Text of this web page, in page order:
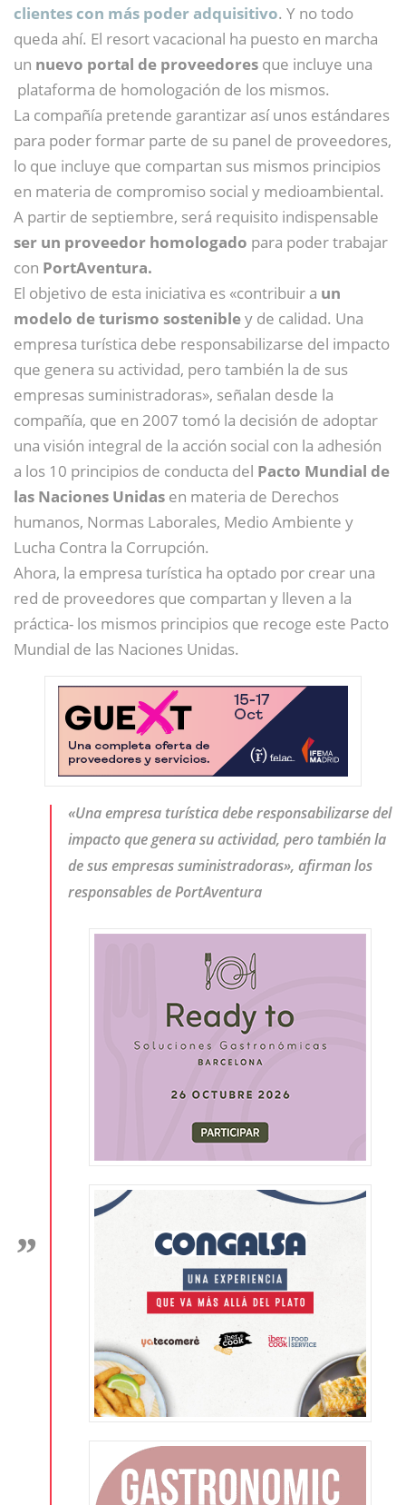
clientes con más poder adquisitivo. Y no todo
queda ahí. El resort vacacional ha puesto en marcha
un nuevo portal de proveedores que incluye una
plataforma de homologación de los mismos.
La compañía pretende garantizar así unos estándares
para poder formar parte de su panel de proveedores,
lo que incluye que compartan sus mismos principios
en materia de compromiso social y medioambiental.
A partir de septiembre, será requisito indispensable
ser un proveedor homologado para poder trabajar
con PortAventura.
El objetivo de esta iniciativa es «contribuir a un
modelo de turismo sostenibley de calidad. Una
empresa turística debe responsabilizarse del impacto
que genera su actividad, pero también la de sus
empresas suministradoras», señalan desde la
compañía, que en 2007 tomó la decisión de adoptar
una visión integral de la acción social con la adhesión
a los 10 principios de conducta del Pacto Mundial de
las Naciones Unidas en materia de Derechos
humanos, Normas Laborales, Medio Ambiente y
Lucha Contra la Corrupción.
Ahora, la empresa turística ha optado por crear una
red de proveedores que compartan y lleven a la
práctica- los mismos principios que recoge este Pacto
Mundial de las Naciones Unidas.
«Una empresa turística debe responsabilizarse del
impacto que genera su actividad, pero también la
de sus empresas suministradoras», afirman los
responsables de PortAventura